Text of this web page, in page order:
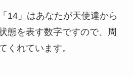
14」はあなたが天使達から
態を表す数字ですので、周
くれています。